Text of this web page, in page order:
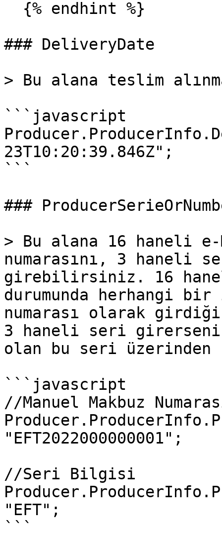
### DeliveryDate
> Bu alana teslim
```javascript
23T10:20:39.846Z";
```
###
> Bu alana 16 haneli e-
numarasını, 3 haneli
girebilirsiniz. 16 haneli
durumunda herhangi bir
numarası olarak
3 haneli seri
olan bu seri
```javascript
//Manuel Makbuz
"EFT2022000000001";
//Seri Bilgisi
"EFT";
```